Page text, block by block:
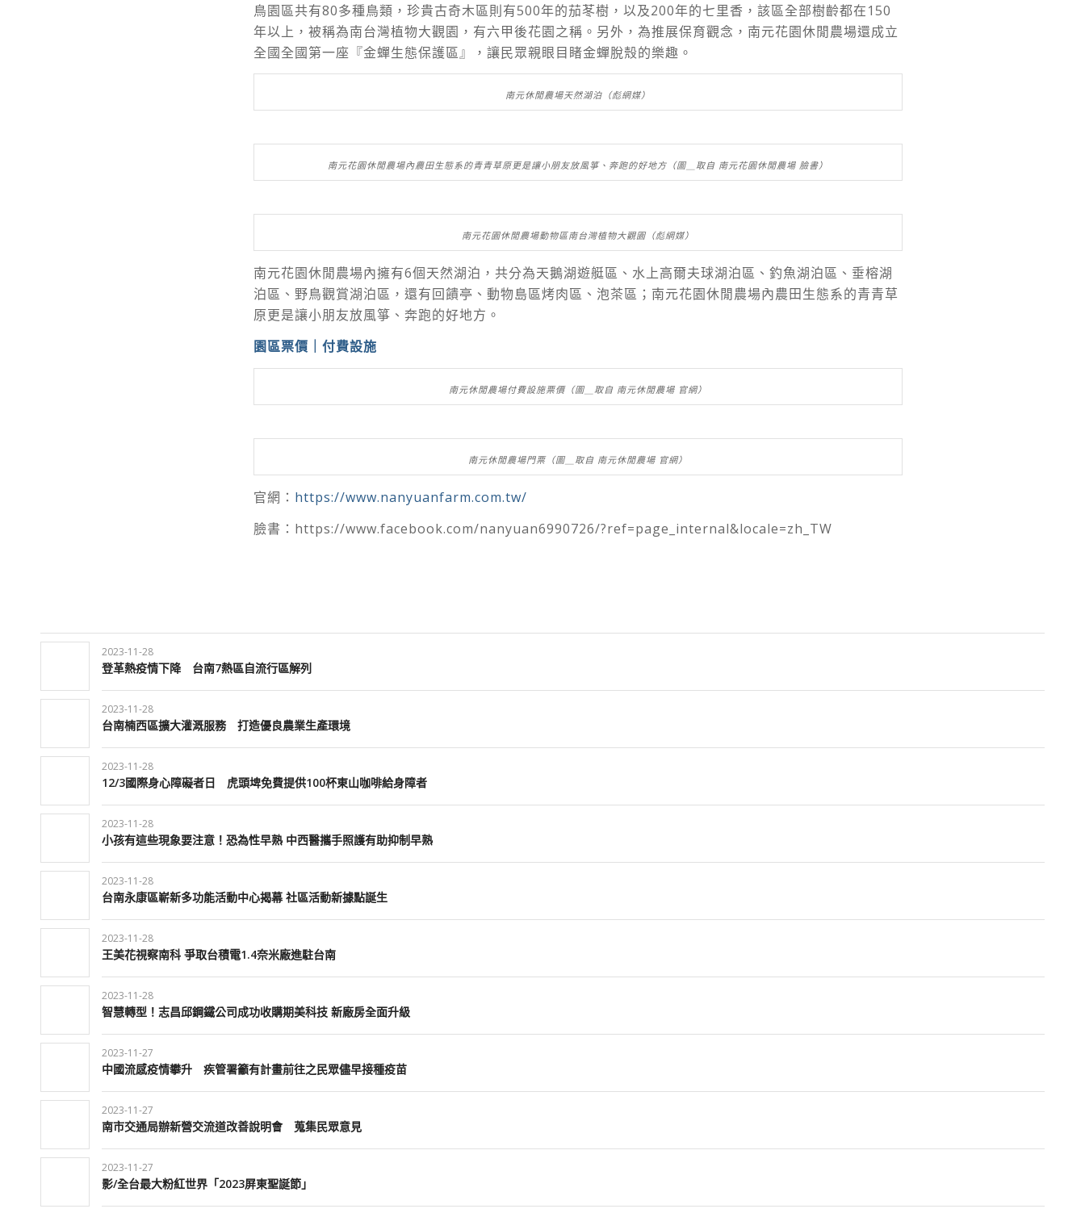
鳥園區共有80多種鳥類，珍貴古奇木區則有500年的茄苳樹，以及200年的七里香，該區全部樹齡都在150
年以上，被稱為南台灣植物大觀園，有六甲後花園之稱。另外，為推展保育觀念，南元花園休閒農場還成立
全國全國第一座『金蟬生態保護區』，讓民眾親眼目睹金蟬脫殼的樂趣。
南元休閒農場天然湖泊（彪網媒）
南元花園休閒農場內農田生態系的青青草原更是讓小朋友放風箏、奔跑的好地方（圖＿取自 南元花園休閒農場 臉書）
南元花園休閒農場動物區南台灣植物大觀園（彪網媒）
南元花園休閒農場內擁有6個天然湖泊，共分為天鵝湖遊艇區、水上高爾夫球湖泊區、釣魚湖泊區、垂榕湖
泊區、野鳥觀賞湖泊區，還有回饋亭、動物島區烤肉區、泡茶區；南元花園休閒農場內農田生態系的青青草
原更是讓小朋友放風箏、奔跑的好地方。
園區票價｜付費設施
南元休閒農場付費設施票價（圖＿取自 南元休閒農場 官網）
南元休閒農場門票（圖＿取自 南元休閒農場 官網）
官網： https://www.nanyuanfarm.com.tw/
臉書：https://www.facebook.com/nanyuan6990726/?ref=page_internal&locale=zh_TW
2023-11-28
登革熱疫情下降 台南7熱區自流行區解列
2023-11-28
台南楠西區擴大灌溉服務 打造優良農業生產環境
2023-11-28
12/3國際身心障礙者日 虎頭埤免費提供100杯東山咖啡給身障者
2023-11-28
小孩有這些現象要注意！恐為性早熟 中西醫攜手照護有助抑制早熟
2023-11-28
台南永康區嶄新多功能活動中心揭幕 社區活動新據點誕生
2023-11-28
王美花視察南科 爭取台積電1.4奈米廠進駐台南
2023-11-28
智慧轉型！志昌邱鋼鐵公司成功收購期美科技 新廠房全面升級
2023-11-27
中國流感疫情攀升 疾管署籲有計畫前往之民眾儘早接種疫苗
2023-11-27
南市交通局辦新營交流道改善說明會 蒐集民眾意見
2023-11-27
影/全台最大粉紅世界「2023屏東聖誕節」